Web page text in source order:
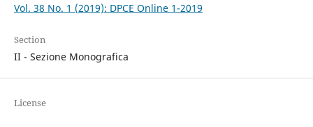
Vol. 38 No. 1 (2019): DPCE Online 1-2019
Section
II - Sezione Monografica
License